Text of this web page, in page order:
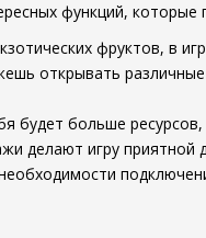
функций,
фруктов, в
открывать
будет больше
делают игру приятной